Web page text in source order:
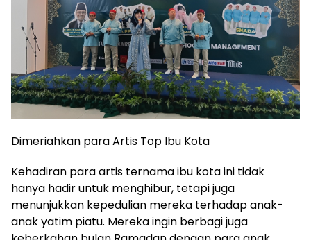
Dimeriahkan para Artis Top Ibu Kota
Kehadiran para artis ternama ibu kota ini tidak
hanya hadir untuk menghibur, tetapi juga
menunjukkan kepedulian mereka terhadap anak-
anak yatim piatu. Mereka ingin berbagi juga